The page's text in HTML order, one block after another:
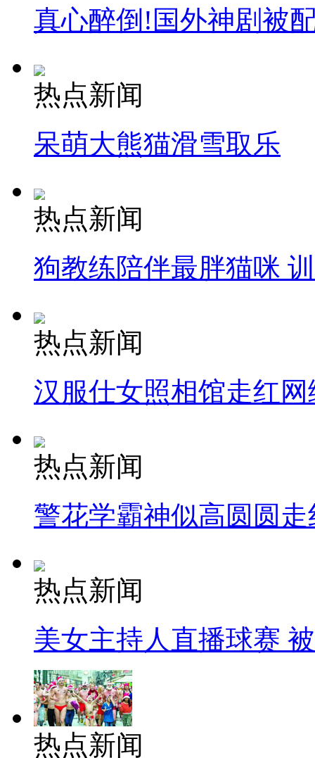
司机酒驾遇交警 急速倒车逃窜
真心醉倒!国外神剧被
热点新闻
呆萌大熊猫滑雪取乐
热点新闻
狗教练陪伴最胖猫咪
热点新闻
汉服仕女照相馆走红网
热点新闻
警花学霸神似高圆圆走
热点新闻
美女主持人直播球赛
热点新闻